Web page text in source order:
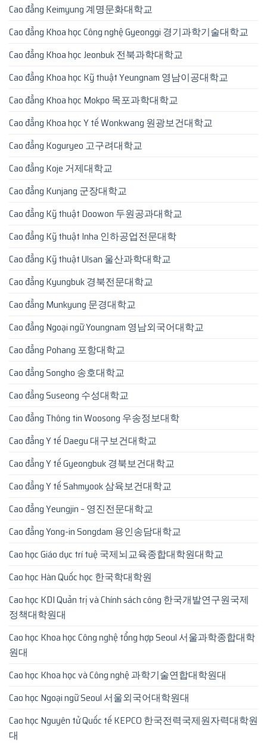
Cao đẳng Keimyung 계명문화대학교
Cao đẳng Khoa học Công nghệ Gyeonggi 경기과학기술대학교
Cao đẳng Khoa học Jeonbuk 전북과학대학교
Cao đẳng Khoa học Kỹ thuật Yeungnam 영남이공대학교
Cao đẳng Khoa học Mokpo 목포과학대학교
Cao đẳng Khoa học Y tế Wonkwang 원광보건대학교
Cao đẳng Koguryeo 고구려대학교
Cao đẳng Koje 거제대학교
Cao đẳng Kunjang 군장대학교
Cao đẳng Kỹ thuật Doowon 두원공과대학교
Cao đẳng Kỹ thuật Inha 인하공업전문대학
Cao đẳng Kỹ thuật Ulsan 울산과학대학교
Cao đẳng Kyungbuk 경북전문대학교
Cao đẳng Munkyung 문경대학교
Cao đẳng Ngoại ngữ Youngnam 영남외국어대학교
Cao đẳng Pohang 포항대학교
Cao đẳng Songho 송호대학교
Cao đẳng Suseong 수성대학교
Cao đẳng Thông tin Woosong 우송정보대학
Cao đẳng Y tế Daegu 대구보건대학교
Cao đẳng Y tế Gyeongbuk 경북보건대학교
Cao đẳng Y tế Sahmyook 삼육보건대학교
Cao đẳng Yeungjin – 영진전문대학교
Cao đẳng Yong-in Songdam 용인송담대학교
Cao học Giáo dục trí tuệ 국제뇌교육종합대학원대학교
Cao học Hàn Quốc học 한국학대학원
Cao học KDI Quản trị và Chính sách công 한국개발연구원국제
정책대학원대
Cao học Khoa học Công nghệ tổng hợp Seoul 서울과학종합대학
원대
Cao học Khoa học và Công nghệ 과학기술연합대학원대
Cao học Ngoại ngữ Seoul 서울외국어대학원대
Cao học Nguyên tử Quốc tế KEPCO 한국전력국제원자력대학원
대